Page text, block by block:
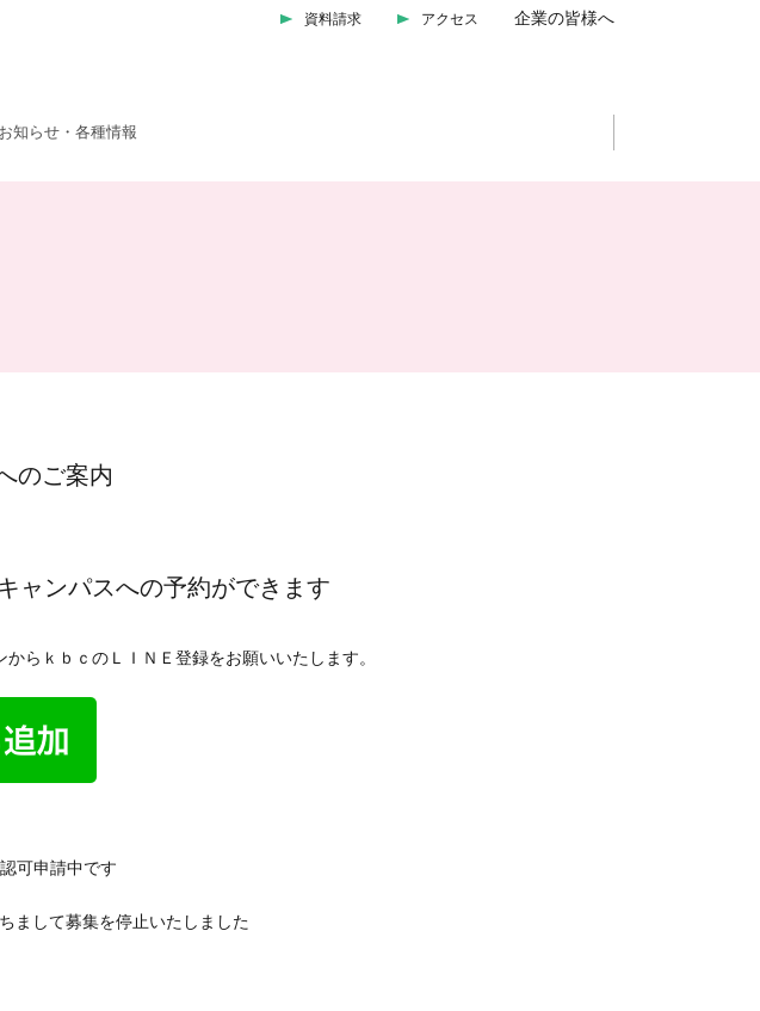
資料請求 アクセス 企業の皆様へ
お知らせ・各種情報
のご案内
ャンパスへの予約ができます
らｋｂｃのＬＩＮＥ登録をお願いいたします。
可申請中です
まして募集を停止いたしました